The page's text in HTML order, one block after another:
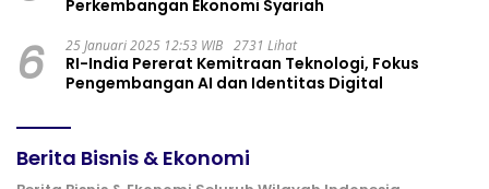
Perkembangan Ekonomi Syariah
6 25 Januari 2025 12:53 WIB 2731 Lihat
RI-India Pererat Kemitraan Teknologi, Fokus
Pengembangan AI dan Identitas Digital
Berita Bisnis & Ekonomi